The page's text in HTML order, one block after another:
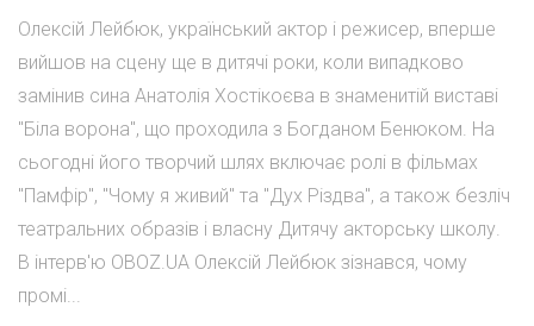
Олексій Лейбюк, український актор і режисер, вперше
вийшов на сцену ще в дитячі роки, коли випадково
замінив сина Анатолія Хостікоєва в знаменитій виставі
"Біла ворона", що проходила з Богданом Бенюком. На
сьогодні його творчий шлях включає ролі в фільмах
"Памфір", "Чому я живий" та "Дух Різдва", а також безліч
театральних образів і власну Дитячу акторську школу.
В інтерв'ю OBOZ.UA Олексій Лейбюк зізнався, чому
промі...